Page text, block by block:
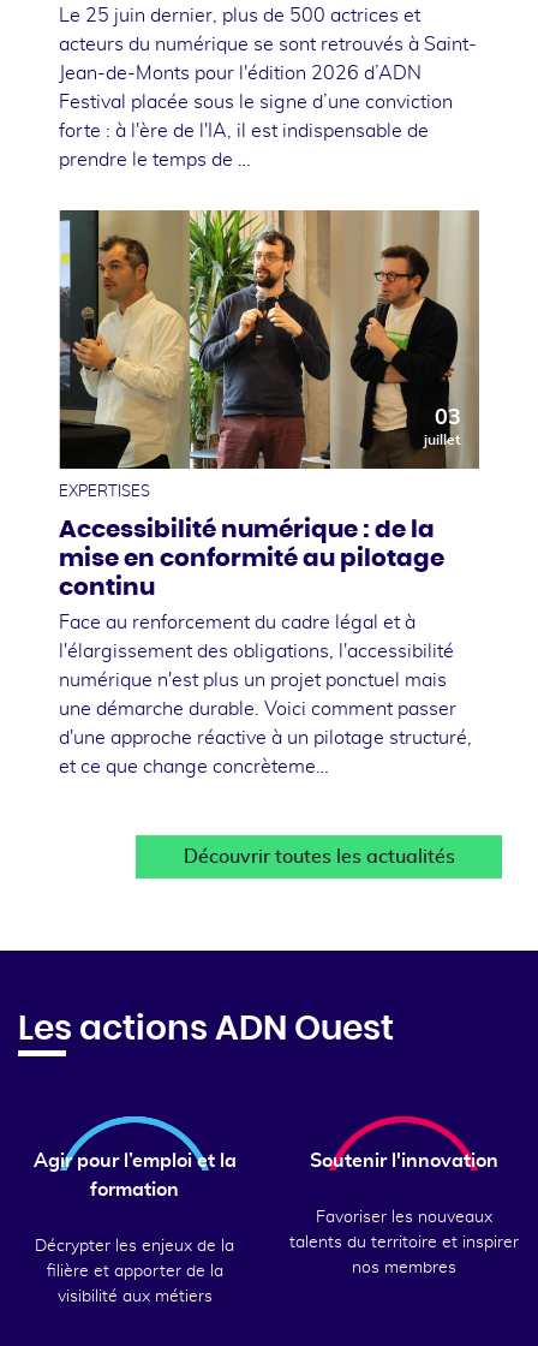
Le 25 juin dernier, plus de 500 actrices et
acteurs du numérique se sont retrouvés à Saint-
Jean-de-Monts pour l'édition 2026 d’ADN
Festival placée sous le signe d’une conviction
forte : à l'ère de l'IA, il est indispensable de
prendre le temps de …
03
juillet
EXPERTISES
Accessibilité numérique : de la
mise en conformité au pilotage
continu
Face au renforcement du cadre légal et à
l'élargissement des obligations, l'accessibilité
numérique n'est plus un projet ponctuel mais
une démarche durable. Voici comment passer
d'une approche réactive à un pilotage structuré,
et ce que change concrèteme…
Découvrir toutes les actualités
Les actions ADN Ouest
Agir pour l’emploi et la
formation
Décrypter les enjeux de la
filière et apporter de la
visibilité aux métiers
Soutenir l'innovation
Favoriser les nouveaux
talents du territoire et inspirer
nos membres